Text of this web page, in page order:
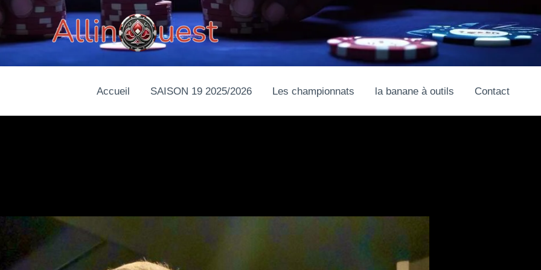
Accueil SAISON 19 2025/2026 Les championnats la banane à outils Contact